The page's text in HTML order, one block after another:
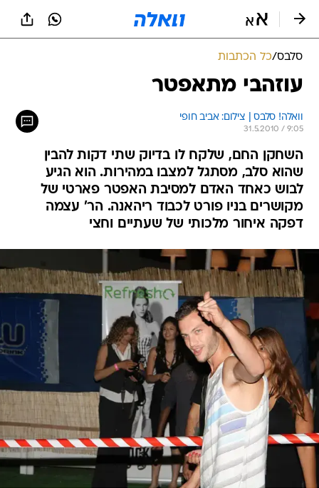
סלבס/כל הכתבות
עוזהבי מתאפטר
וואלה! סלבס | צילום: אביב חופי
31.5.2010 / 9:05
השחקן החם, שלקח לו בדיוק שתי דקות להבין
שהוא סלב, מסתגל למצבו במהירות. הוא הגיע
לבוש כאחד האדם למסיבת האפטר פארטי של
מקושרים בניו פורט לכבוד ריהאנה. הר' עצמה
דפקה איחור מלכותי של שעתיים וחצי